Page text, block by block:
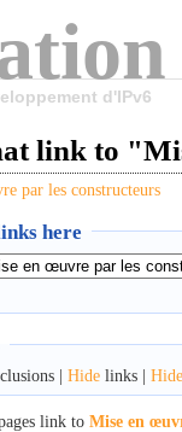
d'IPv6
link to
par les constructeurs
here
| Hidelinks | Hide
link to Mise en